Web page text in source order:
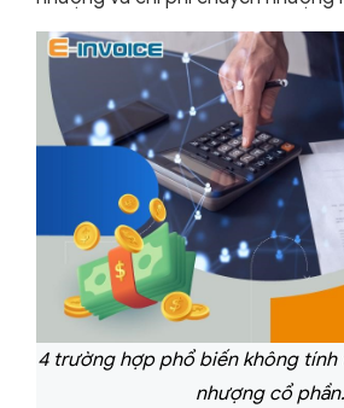
4 trường hợp phổ biến không tính
nhượng cổ phần.